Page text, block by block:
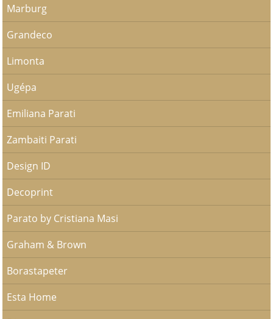
Marburg
Grandeco
Limonta
Ugépa
Emiliana Parati
Zambaiti Parati
Design ID
Decoprint
Parato by Cristiana Masi
Graham & Brown
Borastapeter
Esta Home